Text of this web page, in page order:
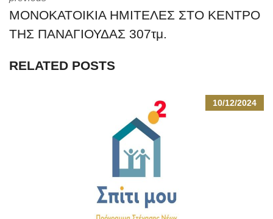
ΜΟΝΟΚΑΤΟΙΚΙΑ ΗΜΙΤΕΛΕΣ ΣΤΟ ΚΕΝΤΡΟ
ΤΗΣ ΠΑΝΑΓΙΟΥΔΑΣ 307τμ.
RELATED POSTS
10/12/2024